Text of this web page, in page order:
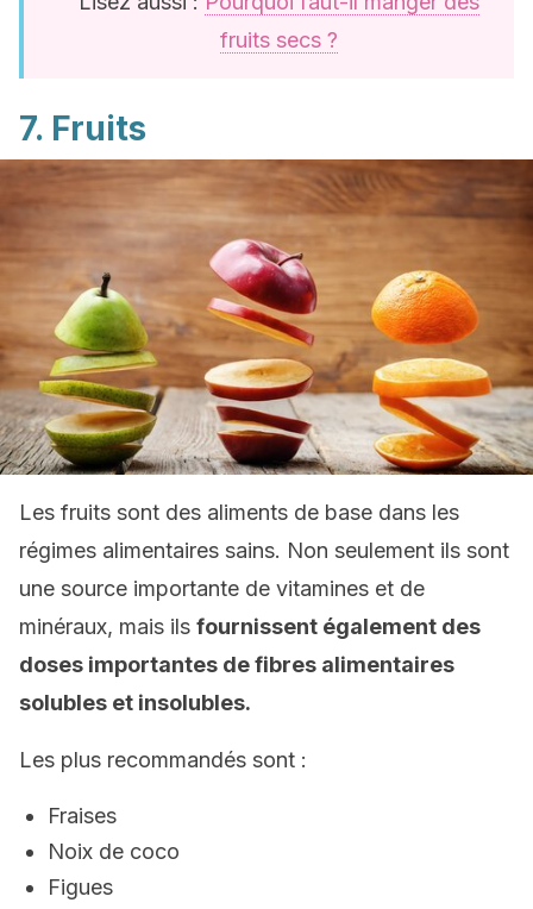
fruits secs ?
7. Fruits
Les fruits sont des aliments de base dans les
régimes alimentaires sains. Non seulement ils sont
une source importante de vitamines et de
minéraux, mais ils fournissent également des
doses importantes de fibres alimentaires
solubles et insolubles.
Les plus recommandés sont :
Fraises
Noix de coco
Figues